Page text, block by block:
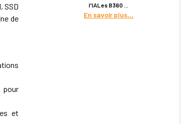
SSD
de
et
l'IALes B360
En savoir plus